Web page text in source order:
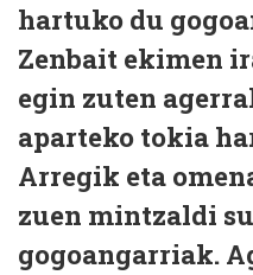
hartuko du
Zenbait ekimen
egin zuten
aparteko tokia
Arregik eta
zuen mintzaldi
gogoangarriak.